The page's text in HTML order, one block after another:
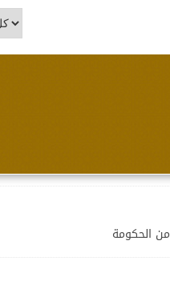
الحكومة